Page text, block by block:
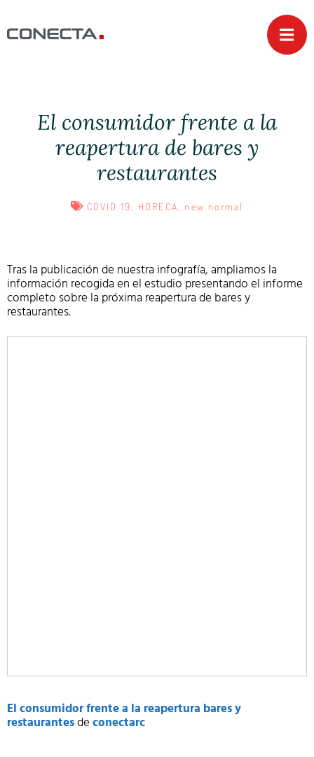
El consumidor frente a la
reapertura de bares y
restaurantes
COVID 19 HORECA new normal
Tras la publicación de nuestra infografía, ampliamos la
información recogida en el estudio presentando el informe
completo sobre la próxima reapertura de bares y
restaurantes.
El consumidor frente a la reapertura bares y
restaurantesde conectarc